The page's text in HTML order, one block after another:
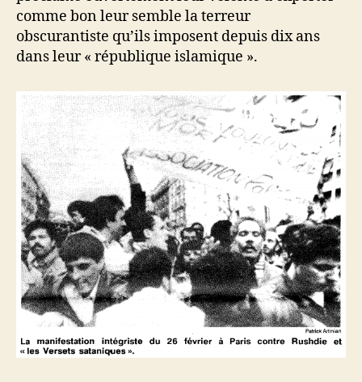
comme bon leur semble la terreur
obscurantiste qu’ils imposent depuis dix ans
dans leur « république islamique ».